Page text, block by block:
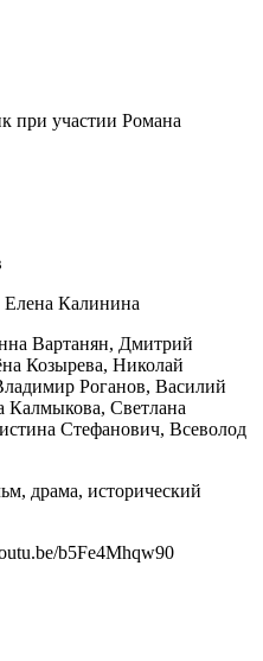
при участии Романа
Калинина
Вартанян, Дмитрий
Козырева, Николай
Роганов, Василий
Светлана
Стефанович, Всеволод
драма, исторический
b5Fe4Mhqw90